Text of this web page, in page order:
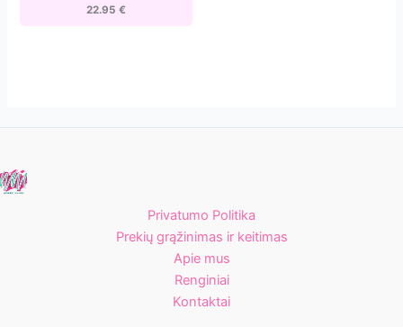
22.95€
Privatumo Politika
Prekių grąžinimas ir keitimas
Apie mus
Renginiai
Kontaktai